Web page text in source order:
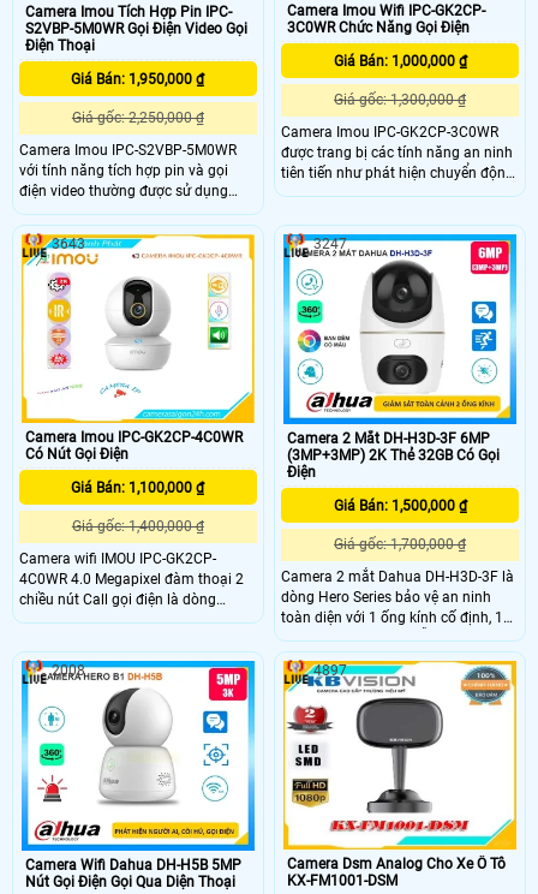
Camera Imou Tích Hợp Pin IPC-
S2VBP-5M0WR Gọi Điện Video Gọi
Điện Thoại
Giá Bán: 1,950,000 ₫
Giá gốc: 2,250,000 ₫
Camera Imou IPC-S2VBP-5M0WR
với tính năng tích hợp pin và gọi
điện video thường được sử dụng
trong các tình huống và công trình
khác nhau để cung cấp sự giám sát
linh hoạt và tiện lợi,hỗ trợ tính năng
gọi điện video cho phép bạn thực
hiện cuộc gọi video trực tiếp từ
camera, rất hữu ích trong việc giao
tiếp và giám sát từ xa
Camera Imou Wifi IPC-GK2CP-
3C0WR Chức Năng Gọi Điện
Giá Bán: 1,000,000 ₫
Giá gốc: 1,300,000 ₫
Camera Imou IPC-GK2CP-3C0WR
được trang bị các tính năng an ninh
tiên tiến như phát hiện chuyển động
và báo động thông minh Khi phát
camera sẽ gửi thông báo ngay lập
tức đến điện thoại của bạn qua ứng
dụng Imou
Camera Imou IPC-GK2CP-4C0WR
Có Nút Gọi Điện
Giá Bán: 1,100,000 ₫
Giá gốc: 1,400,000 ₫
Camera wifi IMOU IPC-GK2CP-
4C0WR 4.0 Megapixel đàm thoại 2
chiều nút Call gọi điện là dòng
camera IP wifi không dây mới nhất
điện thoại giúp người đứng gần
camera có thể trò chuyên nhanh
cũng như cần sự trợ giúp khẩn cấp.
3643
Camera 2 Mắt DH-H3D-3F 6MP
(3MP+3MP) 2K Thẻ 32GB Có Gọi
Điện
Giá Bán: 1,500,000 ₫
Giá gốc: 1,700,000 ₫
Camera 2 mắt Dahua DH-H3D-3F là
dòng Hero Series bảo vệ an ninh
toàn diện với 1 ống kính cố định, 1
ống kính xoay 360. Mỗi mắt có độ
phân giải 3MP cung cấp hình ảnh
giám sát sắc nét, hỗ trợ ban đêm có
màu, tích hợp mic và loa đàm thoại
2 chiều, khả năng phát hiện phân
biệt người vật độ chính xác cao
3247
Camera Wifi Dahua DH-H5B 5MP
Nút Gọi Điện Gọi Qua Diện Thoại
2008
Camera Dsm Analog Cho Xe Ô Tô
KX-FM1001-DSM
4897